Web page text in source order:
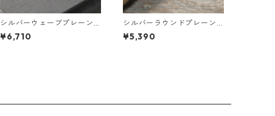
シルバーウェーブプレーン
リング 2.0mm幅 つや消し
3号～27号｜WKS WAVE PL
¥6,710
シルバーラウンドプレーン
リング 1.8mm幅 鏡面｜FA-1
18
¥5,390